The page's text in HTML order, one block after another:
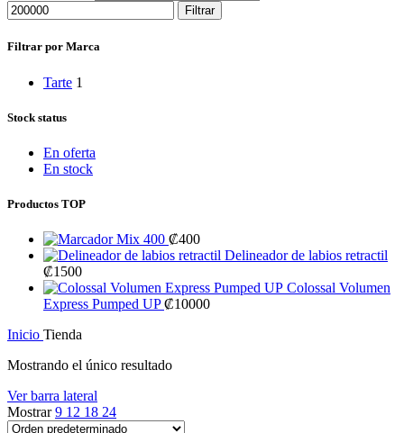
Filtrar
Filtrar por Marca
Tarte 1
Stock status
En oferta
En stock
Productos TOP
Mix 400 ₡400
Delineador de labios retractil
₡1500
Colossal Volumen
Express Pumped UP₡10000
Inicio Tienda
Mostrando el único resultado
Ver barra lateral
Mostrar9 12 18 24